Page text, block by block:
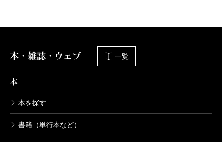
本・雑誌・ウェブ 一覧
本
本を探す
書籍（単行本など）